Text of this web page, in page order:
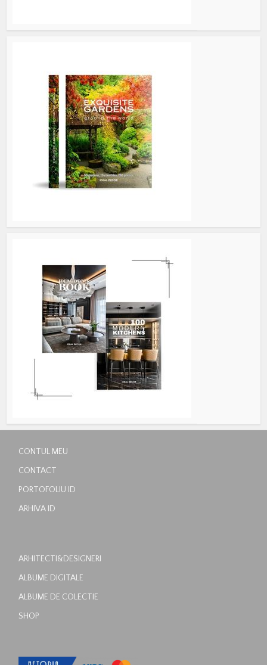
CONTUL MEU
CONTACT
PORTOFOLIU ID
ARHIVA ID
ARHITECTI&DESIGNERI
ALBUME DIGITALE
ALBUME DE COLECTIE
SHOP